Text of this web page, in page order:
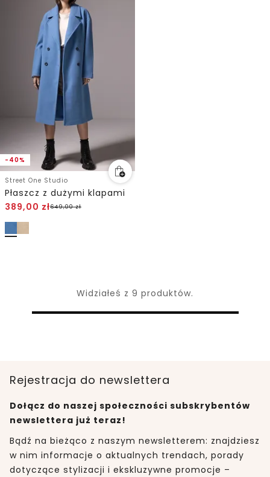
-40%
Street One Studio
Płaszcz z dużymi klapami
389,00 zł649,00zł
Widziałeś z 9 produktów.
Rejestracja do newslettera
Dołącz do naszej społeczności subskrybentów
newslettera już teraz!
Bądź na bieżąco z naszym newsletterem: znajdziesz
w nim informacje o aktualnych trendach, porady
dotyczące stylizacji i ekskluzywne promocje –